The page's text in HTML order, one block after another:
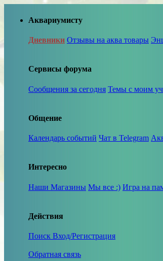
Аквариумисту
Дневники Отзывы на аква товары
Сервисы форума
Сообщения за сегодня Темы с моим
Общение
Календарь событий Чат в Telegram
Интересно
Наши Магазины Мы все :) Игра на
Действия
Поиск Вход/Регистрация
Обратная связь